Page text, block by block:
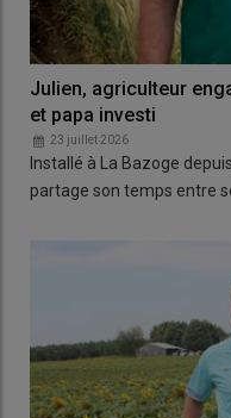
Julien, agriculteur
et papa investi
23 juillet 2026
Installé à La Bazoge
partage son temps entre